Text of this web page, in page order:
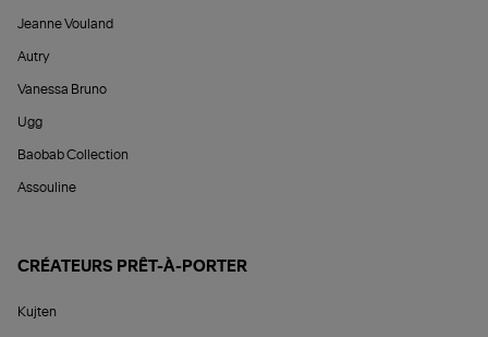
Jeanne Vouland
Autry
Vanessa Bruno
Ugg
Baobab Collection
Assouline
CRÉATEURS PRÊT-À-PORTER
Kujten